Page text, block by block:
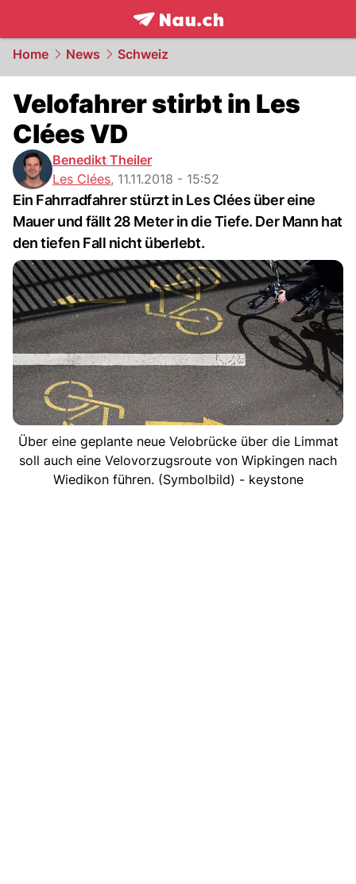
frontpage.NAU.ch
Home News Schweiz
Velofahrer stirbt in Les
Clées VD
Benedikt Theiler
Les Clées, 11.11.2018 - 15:52
Ein Fahrradfahrer stürzt in Les Clées über eine
Mauer und fällt 28 Meter in die Tiefe. Der Mann hat
den tiefen Fall nicht überlebt.
Über eine geplante neue Velobrücke über die Limmat
soll auch eine Velovorzugsroute von Wipkingen nach
Wiedikon führen. (Symbolbild) - keystone